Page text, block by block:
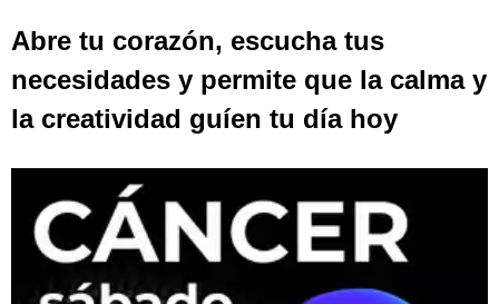
Abre tu corazón, escucha tus
necesidades y permite que la calma y
la creatividad guíen tu día hoy